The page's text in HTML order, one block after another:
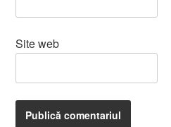
Site web